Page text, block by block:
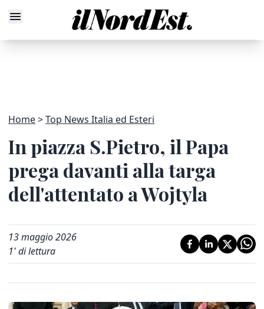
Home Top News Italia ed Esteri
In piazza S.Pietro, il Papa
prega davanti alla targa
dell'attentato a Wojtyla
13 maggio 2026
1' di lettura